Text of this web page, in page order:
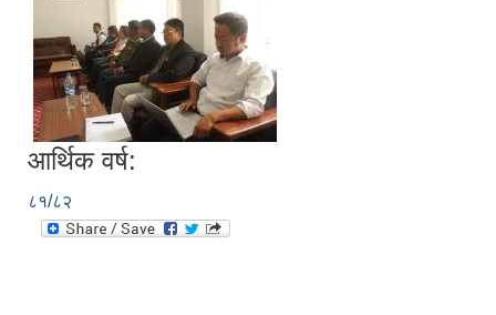
आर्थिक वर्ष:
८१/८२